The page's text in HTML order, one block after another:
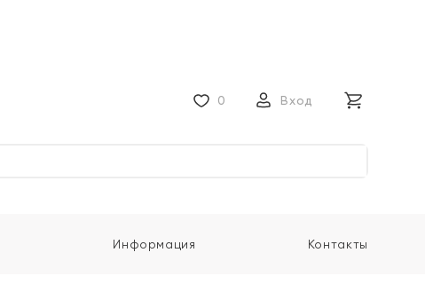
0 Вход
Информация Контакты